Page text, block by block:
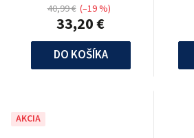
33,20 €
40,99 € (–19 %)
DO KOŠÍKA
AKCIA